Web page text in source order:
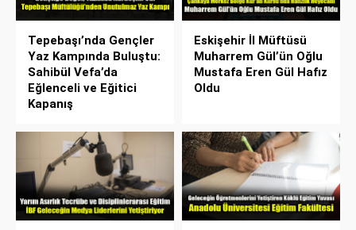
Tepebaşı’nda Gençler
Yaz Kampında Buluştu:
Sahibül Vefa’da
Eğlenceli ve Eğitici
Kapanış
Eskişehir İl Müftüsü
Muharrem Gül’ün Oğlu
Mustafa Eren Gül Hafız
Oldu